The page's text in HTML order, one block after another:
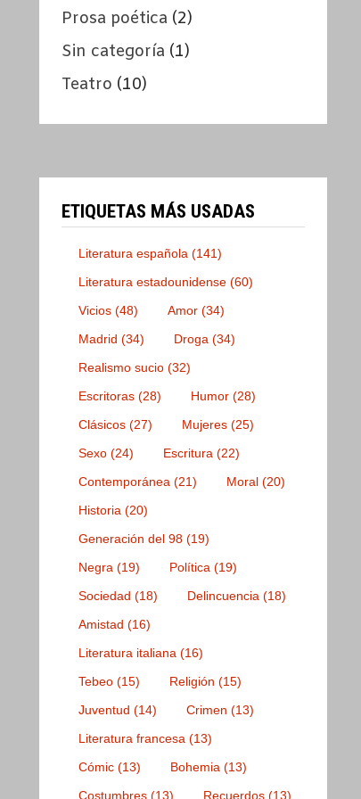
Prosa poética (2)
Sin categoría (1)
Teatro (10)
ETIQUETAS MÁS USADAS
Literatura española (141)
Literatura estadounidense (60)
Vicios (48) Amor (34)
Madrid (34) Droga (34)
Realismo sucio (32)
Escritoras (28) Humor (28)
Clásicos (27) Mujeres (25)
Sexo (24) Escritura (22)
Contemporánea (21) Moral (20)
Historia (20)
Generación del 98 (19)
Negra (19) Política (19)
Sociedad (18) Delincuencia (18)
Amistad (16)
Literatura italiana (16)
Tebeo (15) Religión (15)
Juventud (14) Crimen (13)
Literatura francesa (13)
Cómic (13) Bohemia (13)
Costumbres (13) Recuerdos (13)